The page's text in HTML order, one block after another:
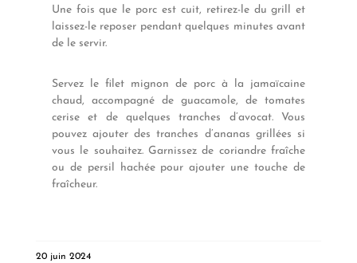
Une fois que le porc est cuit, retirez-le du grill et
laissez-le reposer pendant quelques minutes avant
de le servir.
Servez le filet mignon de porc à la jamaïcaine
chaud, accompagné de guacamole, de tomates
cerise et de quelques tranches d’avocat. Vous
pouvez ajouter des tranches d’ananas grillées si
vous le souhaitez. Garnissez de coriandre fraîche
ou de persil hachée pour ajouter une touche de
fraîcheur.
20 juin 2024